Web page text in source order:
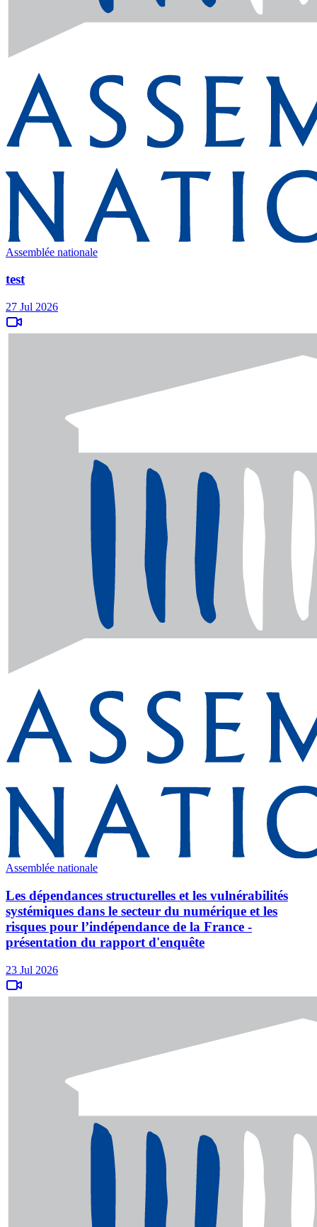
Assemblée nationale
test
27 Jul 2026
Assemblée nationale
Les dépendances structurelles et les vulnérabilités
systémiques dans le secteur du numérique et les
risques pour l’indépendance de la France -
présentation du rapport d'enquête
23 Jul 2026